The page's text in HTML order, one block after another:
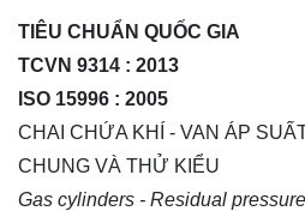
TIÊU CHUẨN QUỐC GIA
TCVN 9314 : 2013
ISO 15996 : 2005
CHAI CHỨA KHÍ - VAN ÁP
CHUNG VÀ THỬ KIỂU
Gas cylinders - Residual